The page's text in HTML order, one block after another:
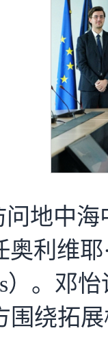
地中海
奥利维
）。邓
围绕拓